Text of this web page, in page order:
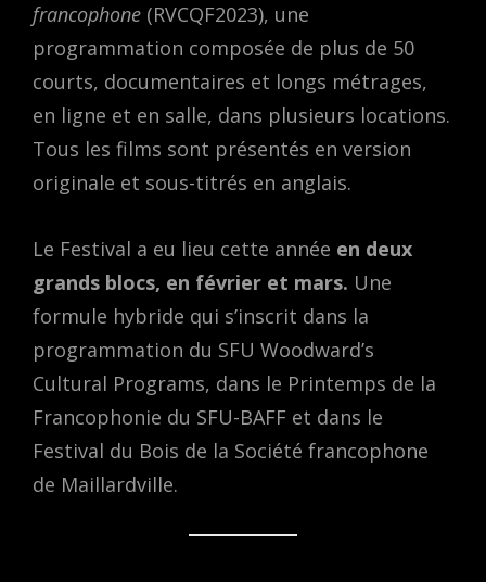
francophone (RVCQF2023), une
programmation composée de plus de 50
courts, documentaires et longs métrages,
en ligne et en salle, dans plusieurs locations.
Tous les films sont présentés en version
originale et sous-titrés en anglais.
Le Festival a eu lieu cette année en deux
grands blocs, en février et mars. Une
formule hybride qui s’inscrit dans la
programmation du SFU Woodward’s
Cultural Programs, dans le Printemps de la
Francophonie du SFU-BAFF et dans le
Festival du Bois de la Société francophone
de Maillardville.